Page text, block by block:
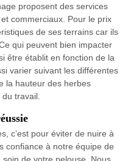
proposent des services
commerciaux. Pour le prix
de ses terrains car ils
qui peuvent bien impacter
être établit en fonction de la
varier suivant les différentes
la hauteur des herbes
travail.
c’est pour éviter de nuire à
confiance à notre équipe de